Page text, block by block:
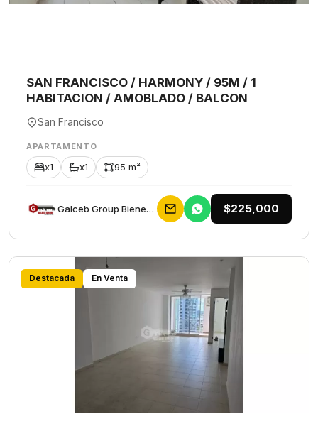
SAN FRANCISCO / HARMONY / 95M / 1
HABITACION / AMOBLADO / BALCON
San Francisco
APARTAMENTO
x1 x1 95 m²
Galceb Group Bienes Raices $225,000
Destacada En Venta